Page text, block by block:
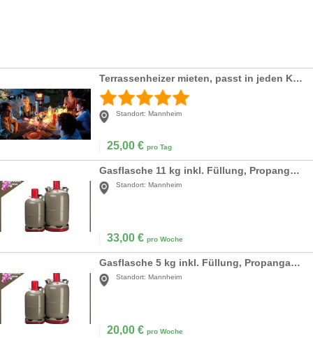
Terrassenheizer mieten, passt in jeden Kofferraum
Standort: Mannheim
25,00 € pro Tag
Gasflasche 11 kg inkl. Füllung, Propangas, Camping
Standort: Mannheim
33,00 € pro Woche
Gasflasche 5 kg inkl. Füllung, Propangas, Camping
Standort: Mannheim
20,00 € pro Woche